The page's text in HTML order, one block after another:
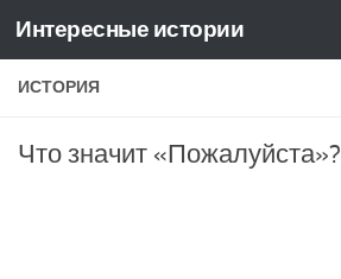
Skip to content
Интересные истории
ИСТОРИЯ
Что значит «Пожалуйста»?